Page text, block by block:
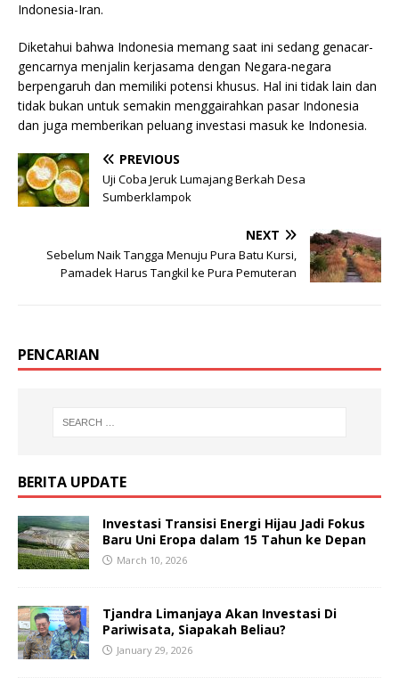
Indonesia-Iran.
Diketahui bahwa Indonesia memang saat ini sedang genacar-
gencarnya menjalin kerjasama dengan Negara-negara
berpengaruh dan memiliki potensi khusus. Hal ini tidak lain dan
tidak bukan untuk semakin menggairahkan pasar Indonesia
dan juga memberikan peluang investasi masuk ke Indonesia.
PREVIOUS
Uji Coba Jeruk Lumajang Berkah Desa
Sumberklampok
NEXT
Sebelum Naik Tangga Menuju Pura Batu Kursi,
Pamadek Harus Tangkil ke Pura Pemuteran
PENCARIAN
BERITA UPDATE
Investasi Transisi Energi Hijau Jadi Fokus
Baru Uni Eropa dalam 15 Tahun ke Depan
March 10, 2026
Tjandra Limanjaya Akan Investasi Di
Pariwisata, Siapakah Beliau?
January 29, 2026